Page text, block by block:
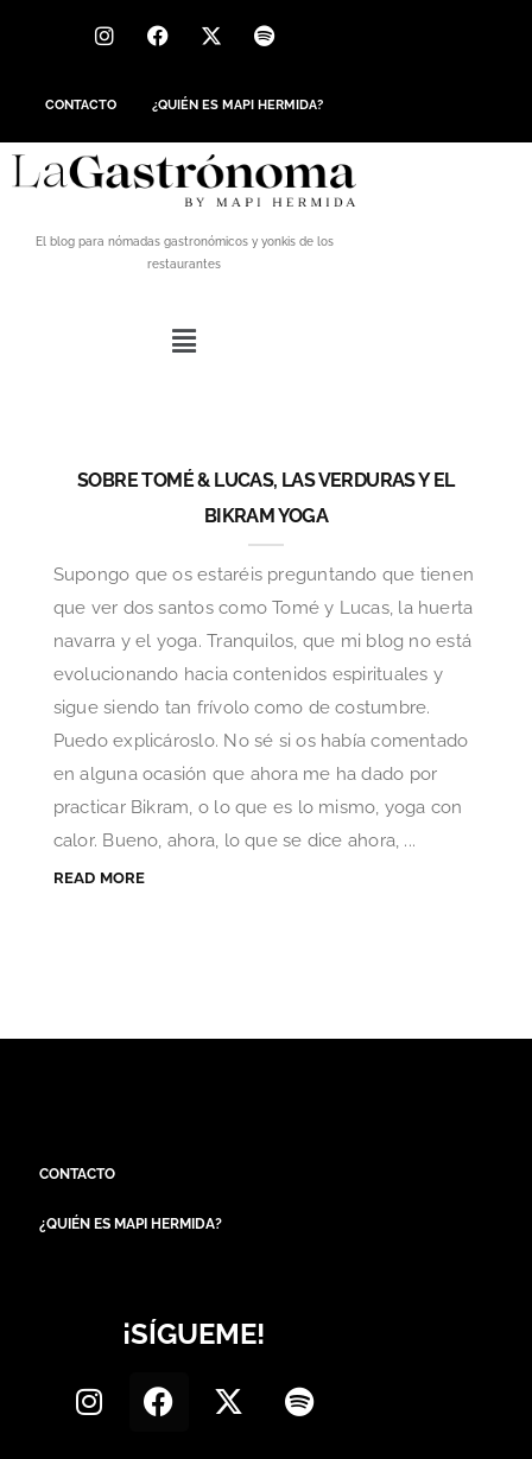
CONTACTO ¿QUIÉN ES MAPI HERMIDA?
El blog para nómadas gastronómicos y yonkis de los
restaurantes
SOBRE TOMÉ & LUCAS, LAS VERDURAS Y EL
BIKRAM YOGA
Supongo que os estaréis preguntando que tienen
que ver dos santos como Tomé y Lucas, la huerta
navarra y el yoga. Tranquilos, que mi blog no está
evolucionando hacia contenidos espirituales y
sigue siendo tan frívolo como de costumbre.
Puedo explicároslo. No sé si os había comentado
en alguna ocasión que ahora me ha dado por
practicar Bikram, o lo que es lo mismo, yoga con
calor. Bueno, ahora, lo que se dice ahora, ...
READ MORE
CONTACTO
¿QUIÉN ES MAPI HERMIDA?
¡SÍGUEME!